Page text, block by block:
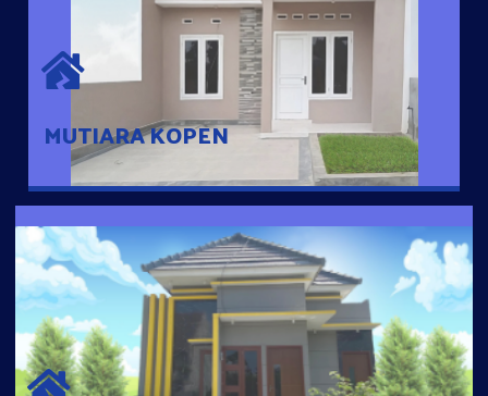
MUTIARA KOPEN
MUTIARA KOPEN
Hunian nyaman dengan suasana pedesaan. 10 menit dari pusat
kota, 2 menit dari Ring Road
BGF HOUSE
Hunian Mewah Pusat Kota dengan fasilitas Free Desain, Dapur,
Parkir Mobil dengan 3 Kamar Tidur dan 2 Kamar Mandi.